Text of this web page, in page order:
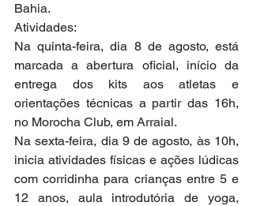
Bahia.
Atividades:
Na quinta-feira, dia 8 de agosto, está
marcada a abertura oficial, início da
entrega dos kits aos atletas e
orientações técnicas a partir das 16h,
no Morocha Club, em Arraial.
Na sexta-feira, dia 9 de agosto, às 10h,
inicia atividades físicas e ações lúdicas
com corridinha para crianças entre 5 e
12 anos, aula introdutória de yoga,